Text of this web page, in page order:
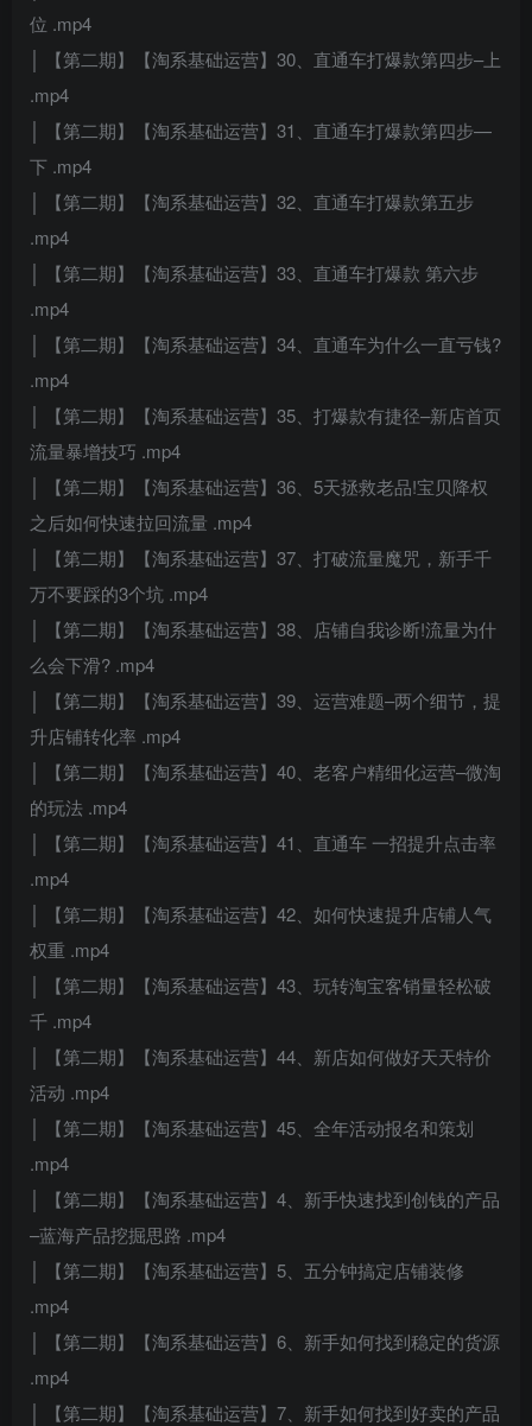
位 .mp4
│ 【第二期】【淘系基础运营】30、直通车打爆款第四步–上
.mp4
│ 【第二期】【淘系基础运营】31、直通车打爆款第四步—
下 .mp4
│ 【第二期】【淘系基础运营】32、直通车打爆款第五步
.mp4
│ 【第二期】【淘系基础运营】33、直通车打爆款 第六步
.mp4
│ 【第二期】【淘系基础运营】34、直通车为什么一直亏钱?
.mp4
│ 【第二期】【淘系基础运营】35、打爆款有捷径–新店首页
流量暴增技巧 .mp4
│ 【第二期】【淘系基础运营】36、5天拯救老品!宝贝降权
之后如何快速拉回流量 .mp4
│ 【第二期】【淘系基础运营】37、打破流量魔咒，新手千
万不要踩的3个坑 .mp4
│ 【第二期】【淘系基础运营】38、店铺自我诊断!流量为什
么会下滑? .mp4
│ 【第二期】【淘系基础运营】39、运营难题–两个细节，提
升店铺转化率 .mp4
│ 【第二期】【淘系基础运营】40、老客户精细化运营–微淘
的玩法 .mp4
│ 【第二期】【淘系基础运营】41、直通车 一招提升点击率
.mp4
│ 【第二期】【淘系基础运营】42、如何快速提升店铺人气
权重 .mp4
│ 【第二期】【淘系基础运营】43、玩转淘宝客销量轻松破
千 .mp4
│ 【第二期】【淘系基础运营】44、新店如何做好天天特价
活动 .mp4
│ 【第二期】【淘系基础运营】45、全年活动报名和策划
.mp4
│ 【第二期】【淘系基础运营】4、新手快速找到创钱的产品
–蓝海产品挖掘思路 .mp4
│ 【第二期】【淘系基础运营】5、五分钟搞定店铺装修
.mp4
│ 【第二期】【淘系基础运营】6、新手如何找到稳定的货源
.mp4
│ 【第二期】【淘系基础运营】7、新手如何找到好卖的产品